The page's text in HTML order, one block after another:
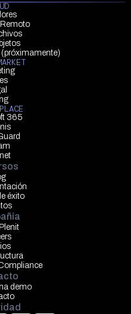
(próximamente)
365
éxito
demo